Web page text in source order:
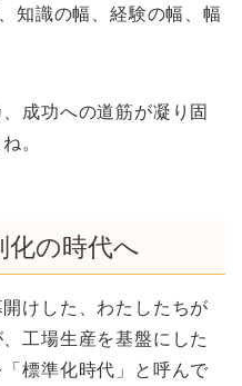
知識の幅、経験の幅、幅
成功への道筋が凝り固
。
化の時代へ
けした、わたしたちが
工場生産を基盤にした
標準化時代」と呼んで